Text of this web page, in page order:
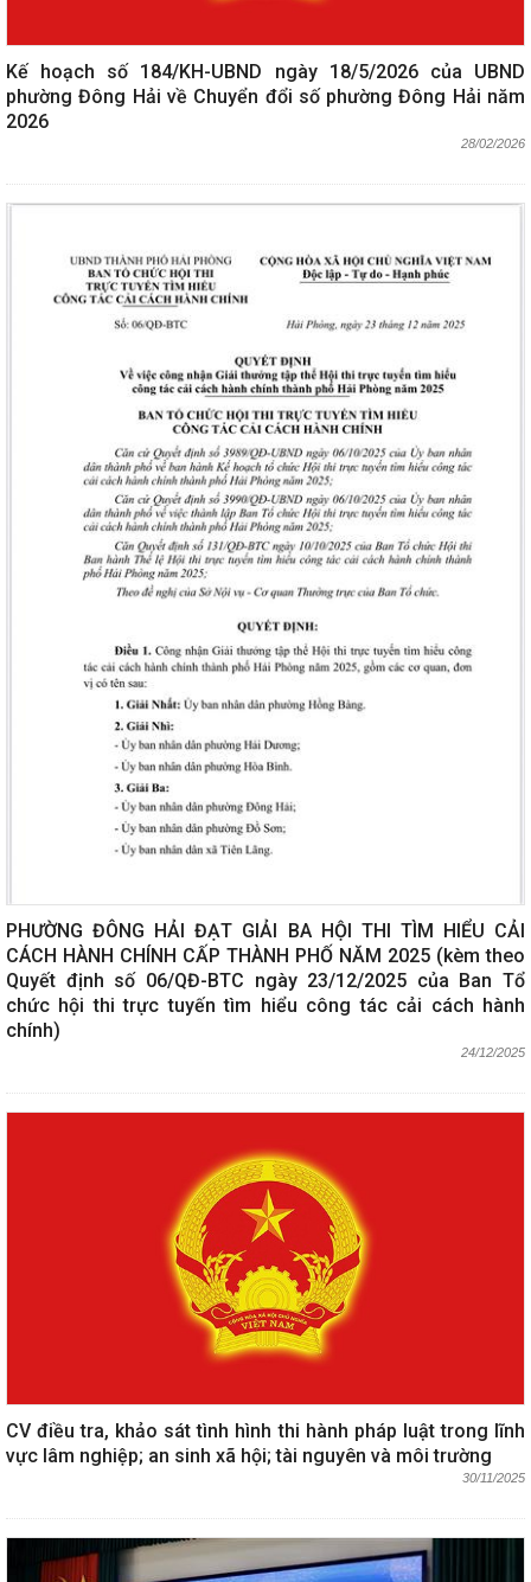
Kế hoạch số 184/KH-UBND ngày 18/5/2026 của UBND
phường Đông Hải về Chuyển đổi số phường Đông Hải năm
2026
28/02/2026
PHƯỜNG ĐÔNG HẢI ĐẠT GIẢI BA HỘI THI TÌM HIỂU CẢI
CÁCH HÀNH CHÍNH CẤP THÀNH PHỐ NĂM 2025 (kèm theo
Quyết định số 06/QĐ-BTC ngày 23/12/2025 của Ban Tổ
chức hội thi trực tuyến tìm hiểu công tác cải cách hành
chính)
24/12/2025
CV điều tra, khảo sát tình hình thi hành pháp luật trong lĩnh
vực lâm nghiệp; an sinh xã hội; tài nguyên và môi trường
30/11/2025